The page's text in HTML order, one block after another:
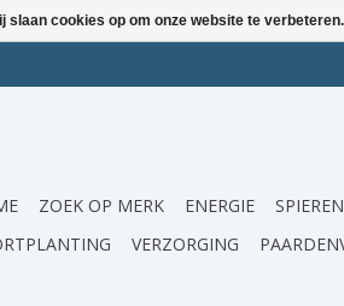
ZOEK OP MERK ENERGIE SPIEREN
VERZORGING
slaan cookies op om onze website te